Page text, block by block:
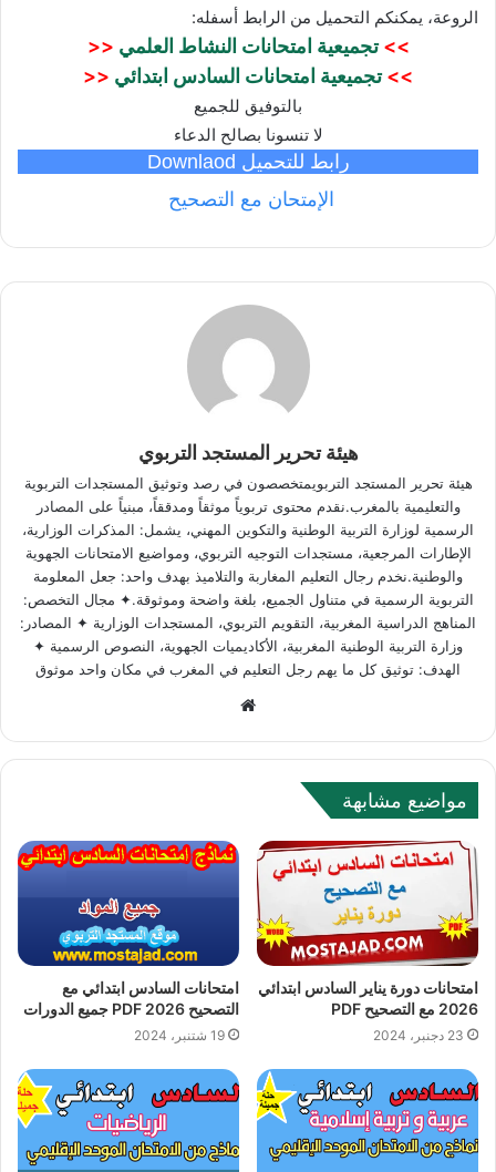
الروعة، يمكنكم التحميل من الرابط أسفله:
>>تجميعية امتحانات النشاط العلمي <<
>>تجميعية امتحانات السادس ابتدائي <<
بالتوفيق للجميع
لا تنسونا بصالح الدعاء
رابط للتحميل Downlaod
الإمتحان مع التصحيح
هيئة تحرير المستجد التربوي
هيئة تحرير المستجد التربويمتخصصون في رصد وتوثيق المستجدات التربوية
والتعليمية بالمغرب.نقدم محتوى تربوياً موثقاً ومدققاً، مبنياً على المصادر
الرسمية لوزارة التربية الوطنية والتكوين المهني، يشمل: المذكرات الوزارية،
الإطارات المرجعية، مستجدات التوجيه التربوي، ومواضيع الامتحانات الجهوية
والوطنية.نخدم رجال التعليم المغاربة والتلاميذ بهدف واحد: جعل المعلومة
التربوية الرسمية في متناول الجميع، بلغة واضحة وموثوقة.✦ مجال التخصص:
المناهج الدراسية المغربية، التقويم التربوي، المستجدات الوزارية ✦ المصادر:
وزارة التربية الوطنية المغربية، الأكاديميات الجهوية، النصوص الرسمية ✦
الهدف: توثيق كل ما يهم رجل التعليم في المغرب في مكان واحد موثوق
b
e
مواضيع مشابهة
امتحانات دورة يناير السادس ابتدائي
2026 مع التصحيح PDF
23 دجنبر، 2024
امتحانات السادس ابتدائي مع
التصحيح PDF 2026 جميع الدورات
19 شتنبر، 2024